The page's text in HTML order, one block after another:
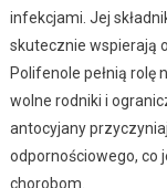
infekcjami. Jej
skutecznie wspierają
Polifenole pełnią
wolne rodniki i
antocyjany
odpornościowego, co
chorobom.